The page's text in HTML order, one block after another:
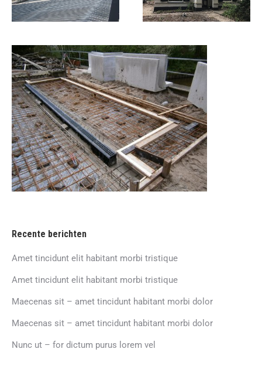
Recente berichten
Amet tincidunt elit habitant morbi tristique
Amet tincidunt elit habitant morbi tristique
Maecenas sit – amet tincidunt habitant morbi dolor
Maecenas sit – amet tincidunt habitant morbi dolor
Nunc ut – for dictum purus lorem vel